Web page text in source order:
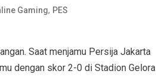
Gaming, PES
Saat menjamu Persija Jakarta
dengan skor 2-0 di Stadion Gelora